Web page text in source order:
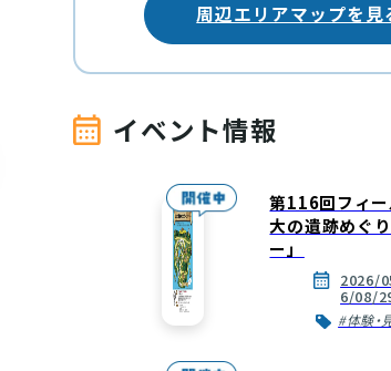
周辺エリアマップを見
イベント情報
第116回フィ
大の遺跡めぐ
ー」
2026/
6/08/29
#体験・